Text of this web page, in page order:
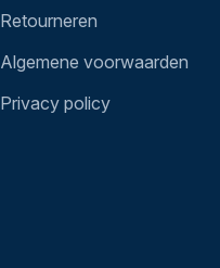
Retourneren
Algemene voorwaarden
Privacy policy